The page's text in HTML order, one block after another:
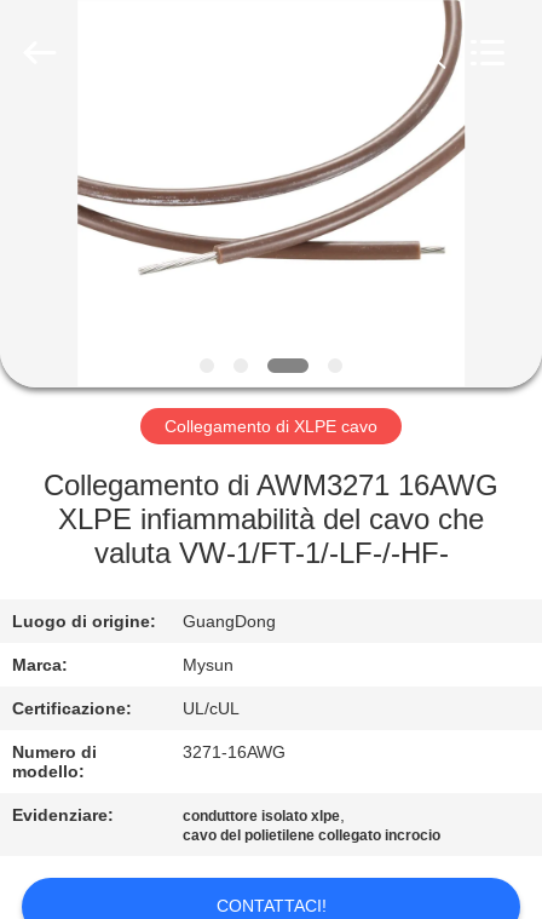
PRODOTTI
GIRO
FABBRICA
CONTROLLO
QUALITÀ
CONTATTICI
RICHIEDA
UNA
Collegamento di XLPE cavo
Collegamento di AWM3271 16AWG
XLPE infiammabilità del cavo che
valuta VW-1/FT-1/-LF-/-HF-
Luogo di origine: GuangDong
Marca: Mysun
Certificazione: UL/cUL
Numero di
modello:
3271-16AWG
Evidenziare: conduttore isolato xlpe,
cavo del polietilene collegato incrocio
CONTATTACI!